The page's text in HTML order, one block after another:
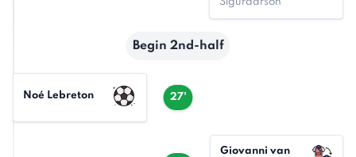
Begin 2nd-half
27'
Noé Lebreton
Giovanni van